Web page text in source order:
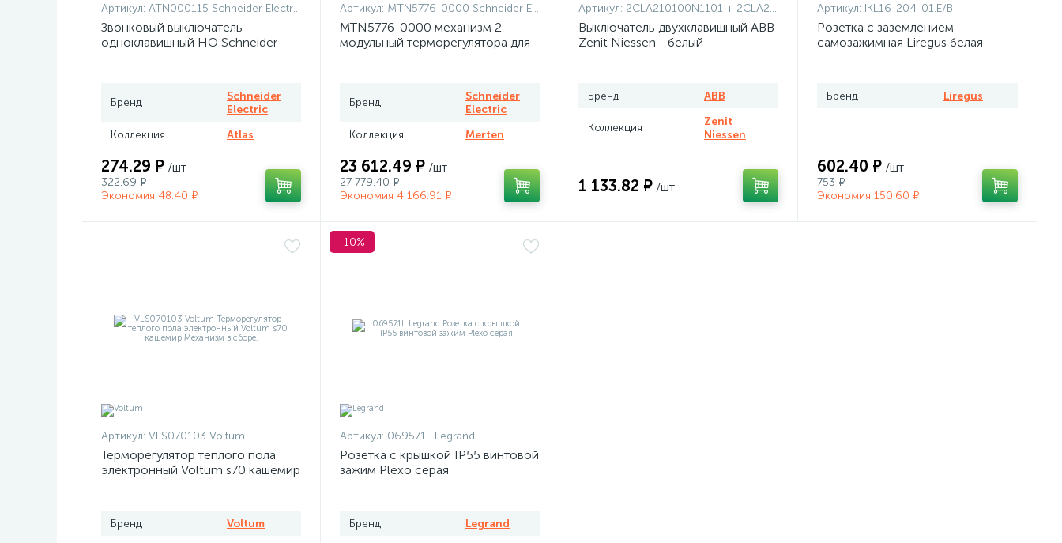
Артикул: ATN000115 Schneider Electric
Звонковый выключатель
одноклавишный НО Schneider
Бренд
Schneider
Electric
Коллекция
Atlas
274.29 ₽ /шт
322.69 ₽
Экономия 48.40 ₽
Артикул: MTN5776-0000 Schneider Electric
MTN5776-0000 механизм 2
модульный терморегулятора для
Бренд
Schneider
Electric
Коллекция
Merten
23 612.49 ₽ /шт
27 779.40 ₽
Экономия 4 166.91 ₽
Артикул: 2CLA210100N1101 + 2CLA210100N1101 + 2CLA227190N1001
Выключатель двухклавишный ABB
Zenit Niessen - белый
Бренд ABB
Коллекция
Zenit
Niessen
1 133.82 ₽ /шт
Артикул: IKL16-204-01.E/B
Розетка с заземлением
самозажимная Liregus белая
Бренд Liregus
602.40 ₽ /шт
753 ₽
Экономия 150.60 ₽
Артикул: VLS070103 Voltum
Терморегулятор теплого пола
электронный Voltum s70 кашемир
Бренд
Voltum
-10%
Артикул: 069571L Legrand
Розетка с крышкой IP55 винтовой
зажим Plexo серая
Бренд
Legrand